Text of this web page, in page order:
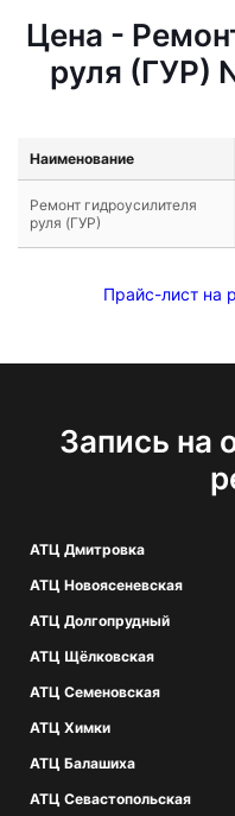
Цена -
руля (ГУР)
Наименование
Ремонт гидроусилителя
руля (ГУР)
Прайс-лист на
Запись на
АТЦ Дмитровка
АТЦ Новоясеневская
АТЦ Долгопрудный
АТЦ Щёлковская
АТЦ Семеновская
АТЦ Химки
АТЦ Балашиха
АТЦ Севастопольская